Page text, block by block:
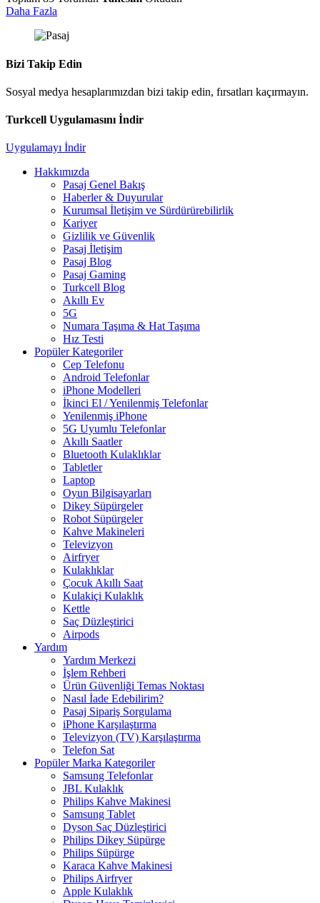
Daha Fazla
Bizi Takip Edin
Sosyal medya hesaplarımızdan bizi takip edin, fırsatları kaçırmayın.
Turkcell Uygulamasını İndir
Uygulamayı İndir
Hakkımızda
Pasaj Genel Bakış
Haberler & Duyurular
Kurumsal İletişim ve Sürdürürebilirlik
Kariyer
Gizlilik ve Güvenlik
Pasaj İletişim
Pasaj Blog
Pasaj Gaming
Turkcell Blog
Akıllı Ev
5G
Numara Taşıma & Hat Taşıma
Hız Testi
Popüler Kategoriler
Cep Telefonu
Android Telefonlar
iPhone Modelleri
İkinci El / Yenilenmiş Telefonlar
Yenilenmiş iPhone
5G Uyumlu Telefonlar
Akıllı Saatler
Bluetooth Kulaklıklar
Tabletler
Laptop
Oyun Bilgisayarları
Dikey Süpürgeler
Robot Süpürgeler
Kahve Makineleri
Televizyon
Airfryer
Kulaklıklar
Çocuk Akıllı Saat
Kulakiçi Kulaklık
Kettle
Saç Düzleştirici
Airpods
Yardım
Yardım Merkezi
İşlem Rehberi
Ürün Güvenliği Temas Noktası
Nasıl İade Edebilirim?
Pasaj Sipariş Sorgulama
iPhone Karşılaştırma
Televizyon (TV) Karşılaştırma
Telefon Sat
Popüler Marka Kategoriler
Samsung Telefonlar
JBL Kulaklık
Philips Kahve Makinesi
Samsung Tablet
Dyson Saç Düzleştirici
Philips Dikey Süpürge
Philips Süpürge
Karaca Kahve Makinesi
Philips Airfryer
Apple Kulaklık